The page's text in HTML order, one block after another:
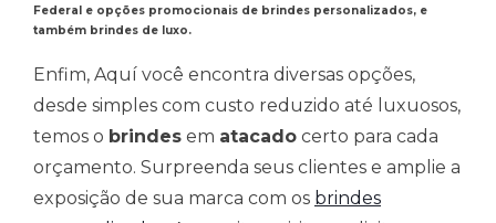
Federal
e opções promocionais de brindes personalizados, e
também brindes de luxo.
Enfim, Aquí você encontra diversas opções,
desde simples com custo reduzido até luxuosos,
temos o brindes em atacado certo para cada
orçamento. Surpreenda seus clientes e amplie a
exposição de sua marca com os brindes